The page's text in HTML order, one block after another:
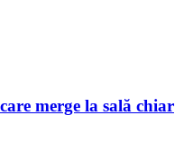
merge la sală chiar